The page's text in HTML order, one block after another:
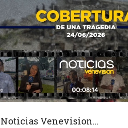
Noticias Venevision...